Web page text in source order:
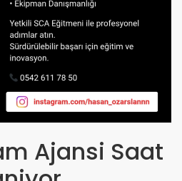
Ajansi Saat